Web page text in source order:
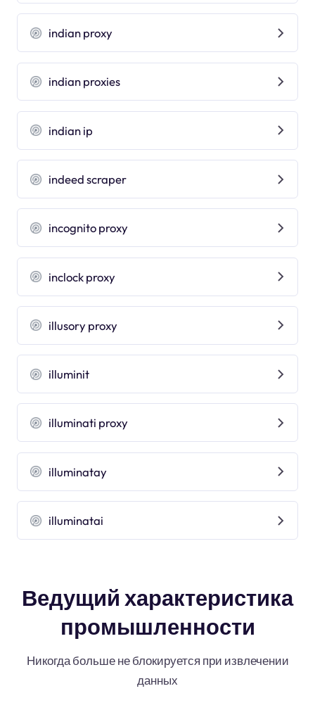
indian proxy
indian proxies
indian ip
indeed scraper
incognito proxy
inclock proxy
illusory proxy
illuminit
illuminati proxy
illuminatay
illuminatai
Ведущий характеристика
промышленности
Никогда больше не блокируется при извлечении
данных